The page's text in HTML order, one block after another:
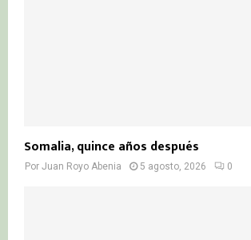
Somalia, quince años después
Por Juan Royo Abenia 5 agosto, 2026 0